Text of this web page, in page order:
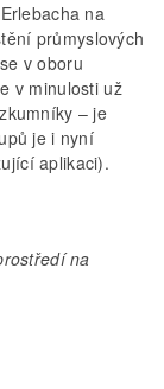
na
průmyslových
v oboru
v minulosti už
– je
je i nyní
aplikaci).
na